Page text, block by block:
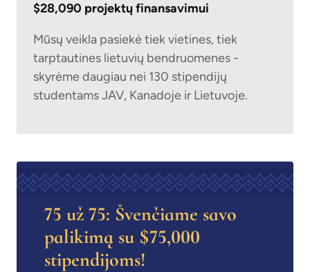
$28,090 projektų finansavimui
Mūsų veikla pasiekė tiek vietines, tiek
tarptautines lietuvių bendruomenes -
skyrėme daugiau nei 130 stipendijų
studentams JAV, Kanadoje ir Lietuvoje.
75 už 75: Švenčiame savo
palikimą su $75,000
stipendijoms!